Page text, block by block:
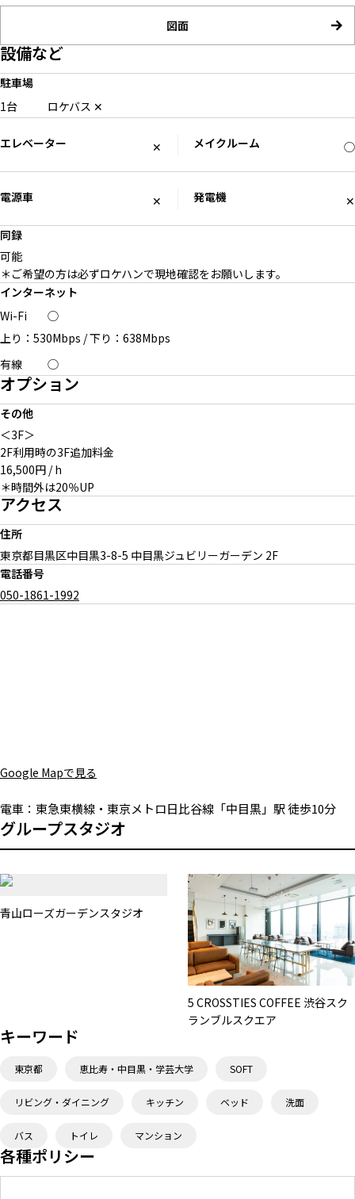
図面
設備など
駐車場
1台
ロケバス ✕
エレベーター ✕ メイクルーム ◯
電源車 ✕ 発電機 ✕
同録
可能
＊ご希望の方は必ずロケハンで現地確認をお願いします。
インターネット
Wi-Fi
◯
上り：530Mbps /下り：638Mbps
有線
◯
オプション
その他
＜3F＞
2F利用時の3F追加料金
16,500円 / h
＊時間外は20％UP
アクセス
住所
東京都目黒区中目黒3-8-5 中目黒ジュビリーガーデン 2F
電話番号
050-1861-1992
Google Mapで見る
電車： 東急東横線・東京メトロ日比谷線「中目黒」駅 徒歩10分
グループスタジオ
青山ローズガーデンスタジオ
5 CROSSTIES COFFEE 渋谷スク
ランブルスクエア
キーワード
東京都 恵比寿・中目黒・学芸大学 SOFT
リビング・ダイニング キッチン ベッド 洗面
バス トイレ マンション
各種ポリシー